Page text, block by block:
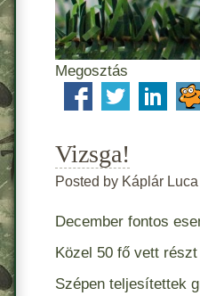
Megosztás
Vizsga!
Posted by Káplár
December fontos
Közel 50 fő vett
Szépen teljesítettek